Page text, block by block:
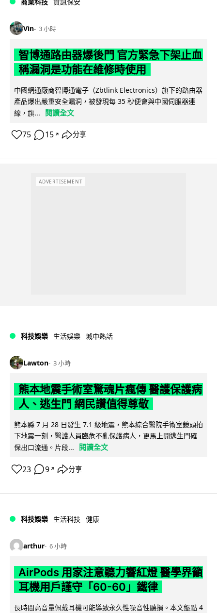
Vin 3 小時
智博通路由器爆後門 官方緊急下架止血
稱漏洞是功能在維修時使用
中國網通廠商智博通電子（Zbtlink Electronics）旗下的路由器
產品爆出嚴重安全漏洞，被發現每 35 秒便會與中國伺服器連
線，旗...
閱讀全文
75 15 ↗ 分享
ADVERTISEMENT
科技娛樂 生活娛樂 城中熱話
Lawton 3 小時
熊本地震手術室驚魂片瘋傳 醫護保護病
人、逃生門 網民讚值得尊敬
熊本縣 7 月 28 日發生 7.1 級地震，熊本綜合醫院手術室鏡頭拍
下地震一刻，醫護人員臨危不亂保護病人，更馬上開逃生門確
保出口流通。片段...
閱讀全文
23 9 ↗ 分享
科技娛樂 生活科技 健康
arthur 6 小時
AirPods 用家注意聽力響紅燈 醫學界籲
耳機用戶謹守「60-60」鐵律
長時間高音量佩戴耳機可能導致永久性噪音性聽損。本文盤點 4